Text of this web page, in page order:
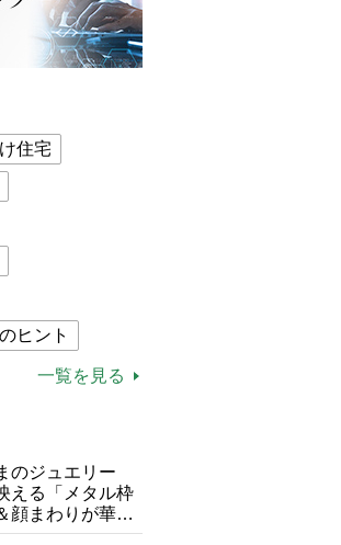
住宅
ヒント
介護食
バル術
なサービス
一覧を見る
のジュエリー
える「メタル枠
顔まわりが華や
一粒」の使い分